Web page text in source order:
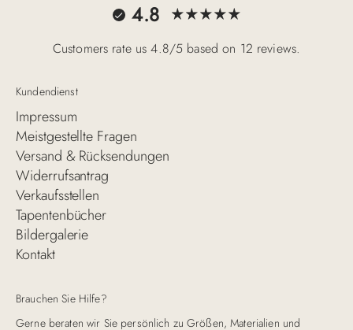
4.8
Customers rate us 4.8/5 based on 12 reviews.
Kundendienst
Impressum
Meistgestellte Fragen
Versand & Rücksendungen
Widerrufsantrag
Verkaufsstellen
Tapentenbücher
Bildergalerie
Kontakt
Brauchen Sie Hilfe?
Gerne beraten wir Sie persönlich zu Größen, Materialien und